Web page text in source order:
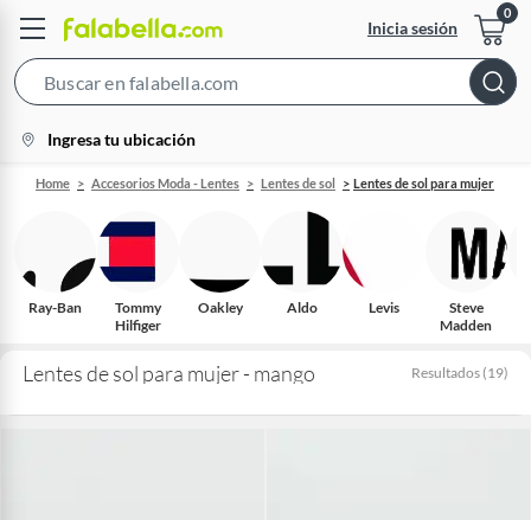
Inicia sesión
Bar
location-
icon
Ingresa tu ubicación
Home Accesorios Moda - Lentes Lentes de sol Lentes de sol para mujer
Ray-Ban
Tommy
Hilfiger
Oakley Aldo Levis
Steve
Madden
Lentes de sol para mujer - mango Resultados (19)